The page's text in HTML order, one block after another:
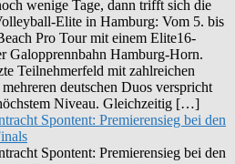
wenige Tage, dann trifft sich die
Elite in Hamburg: Vom 5. bis
Pro Tour mit einem Elite16-
Galopprennbahn Hamburg-Horn.
Teilnehmerfeld mit zahlreichen
deutschen Duos verspricht
Niveau. Gleichzeitig […]
Spontent: Premierensieg bei den
Spontent: Premierensieg bei den